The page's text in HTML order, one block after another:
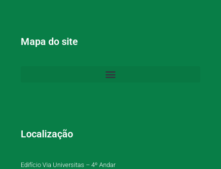
Mapa do site
Localização
Edifício Via Universitas – 4º Andar